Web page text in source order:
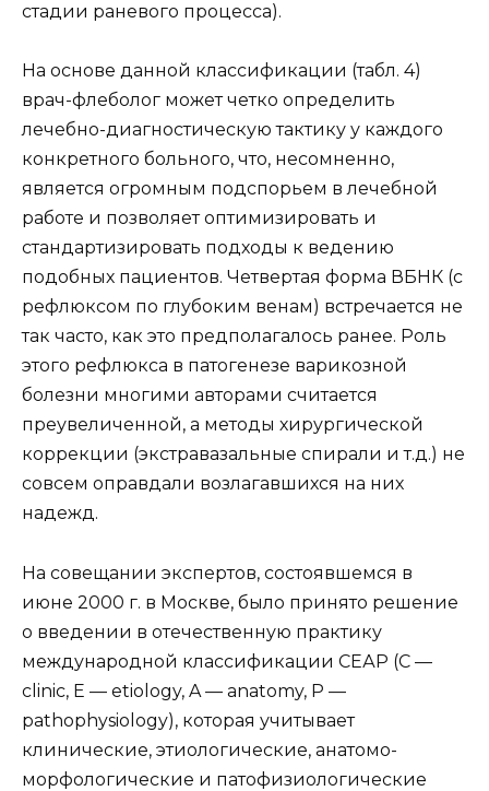
стадии раневого процесса).
На основе данной классификации (табл. 4)
врач-флеболог может четко определить
лечебно-диагностическую тактику у каждого
конкретного больного, что, несомненно,
является огромным подспорьем в лечебной
работе и позволяет оптимизировать и
стандартизировать подходы к ведению
подобных пациентов. Четвертая форма ВБНК (с
рефлюксом по глубоким венам) встречается не
так часто, как это предполагалось ранее. Роль
этого рефлюкса в патогенезе варикозной
болезни многими авторами считается
преувеличенной, а методы хирургической
коррекции (экстравазальные спирали и т.д.) не
совсем оправдали возлагавшихся на них
надежд.
На совещании экспертов, состоявшемся в
июне 2000 г. в Москве, было принято решение
о введении в отечественную практику
международной классификации СЕАР (C —
clinic, E — etiology, A — anatomy, P —
pathophysiology), которая учитывает
клинические, этиологические, анатомо-
морфологические и патофизиологические